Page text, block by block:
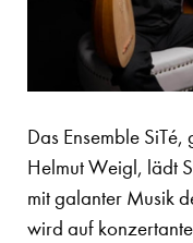
Das Ensemble
Helmut Weigl, lädt
mit galanter Musik
wird auf